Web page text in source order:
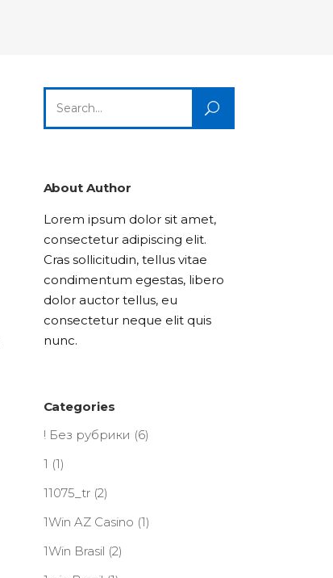
Lists
Highlights
Lists
Title & Subtitle
Title & Subtitle
for:
About Author
Lorem ipsum dolor sit amet,
consectetur adipiscing elit.
Cras sollicitudin, tellus vitae
condimentum egestas, libero
dolor auctor tellus, eu
consectetur neque elit quis
nunc.
Categories
! Без рубрики (6)
1 (1)
11075_tr(2)
1Win AZ Casino (1)
1Win Brasil (2)